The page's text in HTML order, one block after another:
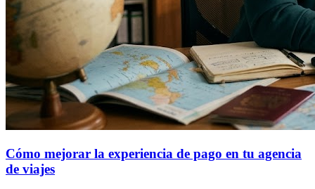
Cómo mejorar la experiencia de pago en tu agencia
de viajes